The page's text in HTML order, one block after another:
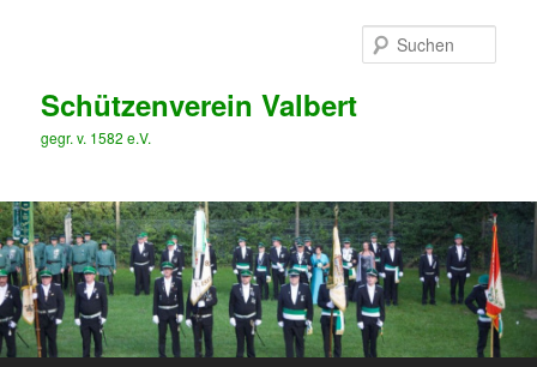
Schützenverein Valbert
gegr. v. 1582 e.V.